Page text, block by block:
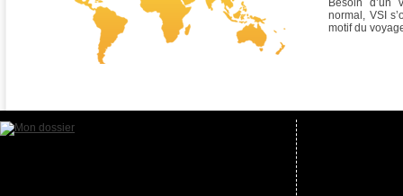
Besoin
normal, VSI
motif du